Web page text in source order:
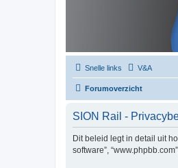
Snelle links V&A
Forumoverzicht
SION Rail -
Dit beleid legt in detail uit
software”,